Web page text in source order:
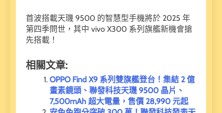
首波搭載天璣 9500 的智慧型手機將於 2025 年
第四季問世，其中 vivo X300 系列旗艦新機會搶
先搭載！
相關文章:
OPPO Find X9 系列雙旗艦登台！集結 2 億
畫素鏡頭、聯發科技天璣 9500 晶片、
7,500mAh 超大電量，售價 28,990 元起